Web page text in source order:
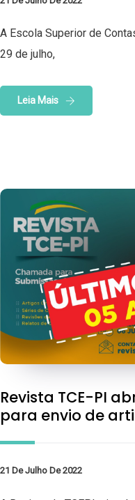
A Escola Superior de
29 de julho,
Leia Mais
Revista TCE-PI
para envio de
21 De Julho De 2022